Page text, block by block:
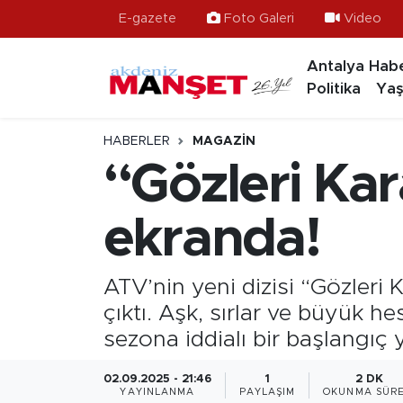
E-gazete Foto Galeri Video
Antalya
Politika
HABERLER MAGAZIN
“Gözleri
ekranda!
ATV’nin yeni dizisi “Gözleri
çıktı. Aşk, sırlar ve büyük
sezona iddialı bir başlangıç
02.09.2025 - 21:46
YAYINLANMA
1
PAYLAŞIM
2 DK
OKUNMA
Gündem
Kültür- Sanat
Hava Durumu
Süper Lig Puan Durumu ve Fikstür
Tüm Manşetler
Son Dakika Haberleri
Haber Arşivi